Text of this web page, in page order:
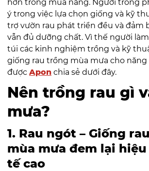
hơn trong mùa nắng. Người trồng
ý trong việc lựa chọn giống và kỹ
trợ vườn rau phát triển đều và đảm
vẫn đủ dưỡng chất. Vì thế người
túi các kinh nghiệm trồng và kỹ
giống rau trồng mùa mưa cho năng
được Apon chia sẻ dưới đây.
Nên trồng rau gì
mưa?
1. Rau ngót – Giống
mùa mưa đem lại
tế cao